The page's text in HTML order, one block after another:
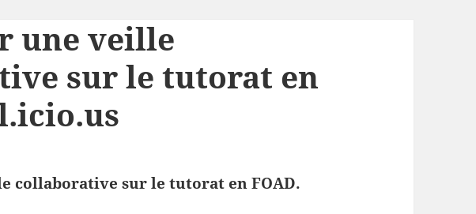
une veille
sur le tutorat en
collaborative sur le tutorat en FOAD.